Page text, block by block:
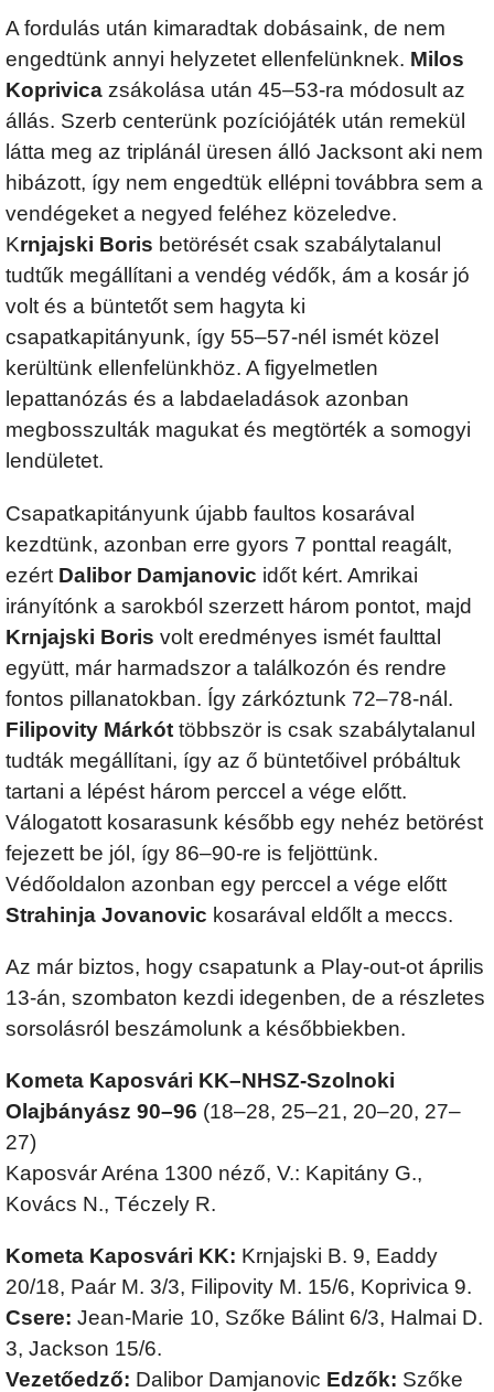
A fordulás után kimaradtak dobásaink, de nem
engedtünk annyi helyzetet ellenfelünknek. Milos
Koprivica zsákolása után 45–53-ra módosult az
állás. Szerb centerünk pozíciójáték után remekül
látta meg az triplánál üresen álló Jacksont aki nem
hibázott, így nem engedtük ellépni továbbra sem a
vendégeket a negyed feléhez közeledve.
Krnjajski Boris betörését csak szabálytalanul
tudtűk megállítani a vendég védők, ám a kosár jó
volt és a büntetőt sem hagyta ki
csapatkapitányunk, így 55–57-nél ismét közel
kerültünk ellenfelünkhöz. A figyelmetlen
lepattanózás és a labdaeladások azonban
megbosszulták magukat és megtörték a somogyi
lendületet.
Csapatkapitányunk újabb faultos kosarával
kezdtünk, azonban erre gyors 7 ponttal reagált,
ezért Dalibor Damjanovic időt kért. Amrikai
irányítónk a sarokból szerzett három pontot, majd
Krnjajski Boris volt eredményes ismét faulttal
együtt, már harmadszor a találkozón és rendre
fontos pillanatokban. Így zárkóztunk 72–78-nál.
Filipovity Márkót többször is csak szabálytalanul
tudták megállítani, így az ő büntetőivel próbáltuk
tartani a lépést három perccel a vége előtt.
Válogatott kosarasunk később egy nehéz betörést
fejezett be jól, így 86–90-re is feljöttünk.
Védőoldalon azonban egy perccel a vége előtt
Strahinja Jovanovic kosarával eldőlt a meccs.
Az már biztos, hogy csapatunk a Play-out-ot április
13-án, szombaton kezdi idegenben, de a részletes
sorsolásról beszámolunk a későbbiekben.
Kometa Kaposvári KK–NHSZ-Szolnoki
Olajbányász 90–96 (18–28, 25–21, 20–20, 27–
27)
Kaposvár Aréna 1300 néző, V.: Kapitány G.,
Kovács N., Téczely R.
Kometa Kaposvári KK: Krnjajski B. 9, Eaddy
20/18, Paár M. 3/3, Filipovity M. 15/6, Koprivica 9.
Csere: Jean-Marie 10, Szőke Bálint 6/3, Halmai D.
3, Jackson 15/6.
Vezetőedző: Dalibor Damjanovic Edzők: Szőke